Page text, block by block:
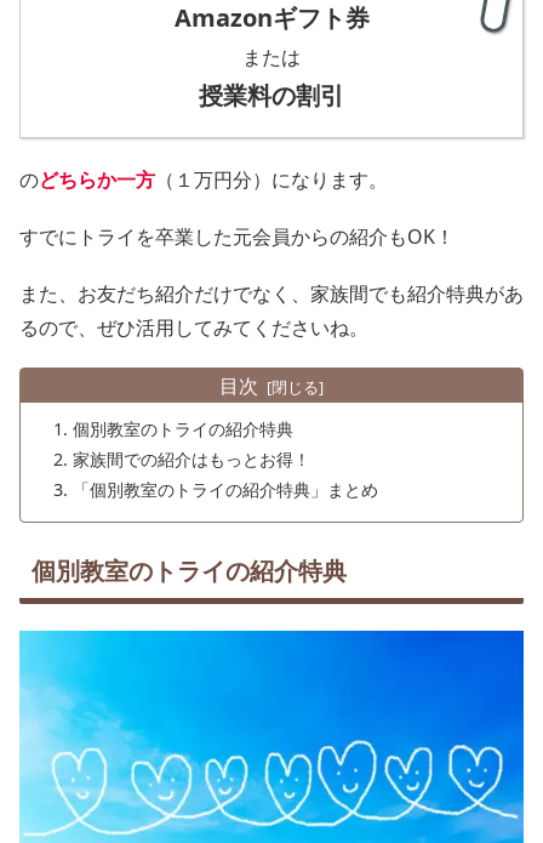
Amazonギフト券
または
授業料の割引
のどちらか一方 （１万円分）になります。
すでにトライを卒業した元会員からの紹介もOK！
また、お友だち紹介だけでなく、家族間でも紹介特典があ
るので、ぜひ活用してみてくださいね。
目次
個別教室のトライの紹介特典
家族間での紹介はもっとお得！
「個別教室のトライの紹介特典」まとめ
個別教室のトライの紹介特典